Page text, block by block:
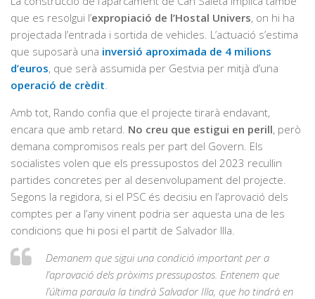
que es resolgui l’expropiació de l’Hostal Univers, on hi ha
projectada l’entrada i sortida de vehicles. L’actuació s’estima
que suposarà una inversió aproximada de 4 milions
d’euros, que serà assumida per Gestvia per mitjà d’una
operació de crèdit
Amb tot, Rando confia que el projecte tirarà endavant,
encara que amb retard. No creu que estigui en perill, però
demana compromisos reals per part del Govern. Els
socialistes volen que els pressupostos del 2023 recullin
partides concretes per al desenvolupament del projecte.
Segons la regidora, si el PSC és decisiu en l’aprovació dels
comptes per a l’any vinent podria ser aquesta una de les
condicions que hi posi el partit de Salvador Illa.
Demanem que sigui una condició important per a
l’aprovació dels pròxims pressupostos. Entenem que
l’última paraula la tindrà Salvador Illa, que ho tindrà en